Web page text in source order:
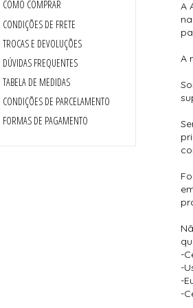
COMO COMPRAR
CONDIÇÕES DE FRETE
TROCAS E DEVOLUÇÕES
DÚVIDAS FREQUENTES
TABELA DE MEDIDAS
CONDIÇÕES DE PARCELAMENTO
FORMAS DE PAGAMENTO
A
A
-
-
-
-